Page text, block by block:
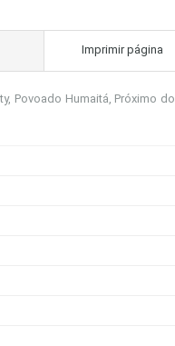
Imprimir página
Povoado Humaitá, Próximo do